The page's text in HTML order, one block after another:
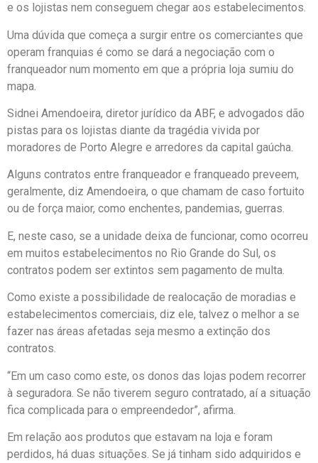
e os lojistas nem conseguem chegar aos estabelecimentos.
Uma dúvida que começa a surgir entre os comerciantes que
operam franquias é como se dará a negociação com o
franqueador num momento em que a própria loja sumiu do
mapa.
Sidnei Amendoeira, diretor jurídico da ABF, e advogados dão
pistas para os lojistas diante da tragédia vivida por
moradores de Porto Alegre e arredores da capital gaúcha.
Alguns contratos entre franqueador e franqueado preveem,
geralmente, diz Amendoeira, o que chamam de caso fortuito
ou de força maior, como enchentes, pandemias, guerras.
E, neste caso, se a unidade deixa de funcionar, como ocorreu
em muitos estabelecimentos no Rio Grande do Sul, os
contratos podem ser extintos sem pagamento de multa.
Como existe a possibilidade de realocação de moradias e
estabelecimentos comerciais, diz ele, talvez o melhor a se
fazer nas áreas afetadas seja mesmo a extinção dos
contratos.
“Em um caso como este, os donos das lojas podem recorrer
à seguradora. Se não tiverem seguro contratado, aí a situação
fica complicada para o empreendedor”, afirma.
Em relação aos produtos que estavam na loja e foram
perdidos, há duas situações. Se já tinham sido adquiridos e